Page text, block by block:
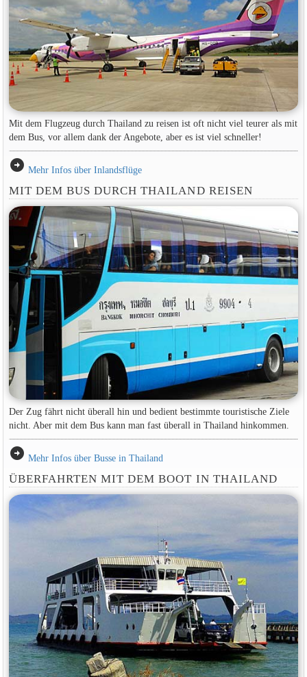
Mit dem Flugzeug durch Thailand zu reisen ist oft nicht viel teurer als mit
dem Bus, vor allem dank der Angebote, aber es ist viel schneller!
arrow_circle_right Mehr Infos über Inlandsflüge
MIT DEM BUS DURCH THAILAND REISEN
Der Zug fährt nicht überall hin und bedient bestimmte touristische Ziele
nicht. Aber mit dem Bus kann man fast überall in Thailand hinkommen.
arrow_circle_right Mehr Infos über Busse in Thailand
ÜBERFAHRTEN MIT DEM BOOT IN THAILAND